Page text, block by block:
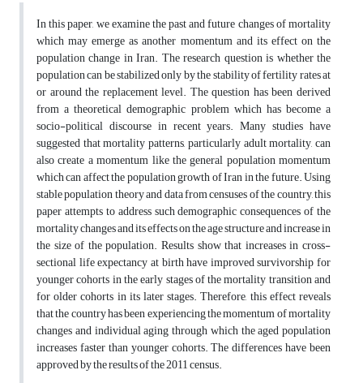
In this paper, we examine the past and future changes of mortality
which may emerge as another momentum and its effect on the
population change in Iran. The research question is whether the
population can be stabilized only by the stability of fertility rates at
or around the replacement level. The question has been derived
from a theoretical demographic problem which has become a
socio-political discourse in recent years. Many studies have
suggested that mortality patterns, particularly adult mortality, can
also create a momentum like the general population momentum
which can affect the population growth of Iran in the future. Using
stable population theory and data from censuses of the country, this
paper attempts to address such demographic consequences of the
mortality changes and its effects on the age structure and increase in
the size of the population. Results show that increases in cross-
sectional life expectancy at birth have improved survivorship for
younger cohorts in the early stages of the mortality transition and
for older cohorts in its later stages. Therefore, this effect reveals
that the country has been experiencing the momentum of mortality
changes and individual aging through which the aged population
increases faster than younger cohorts. The differences have been
approved by the results of the 2011 census.